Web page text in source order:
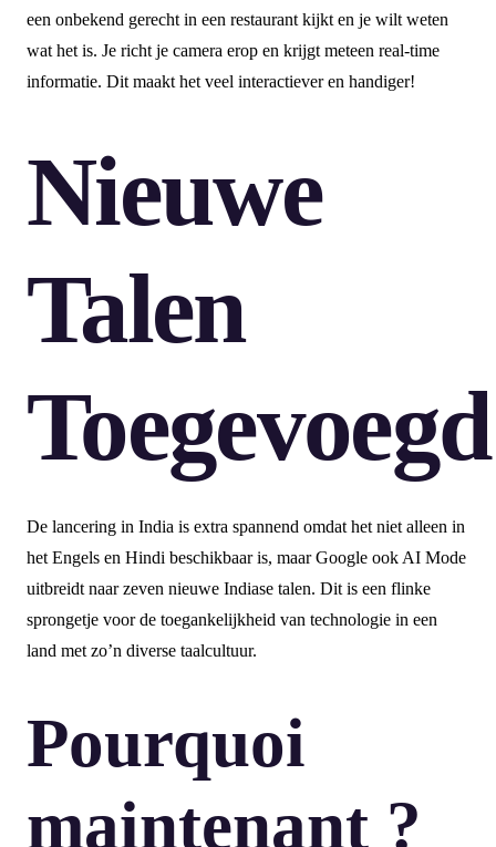
een onbekend gerecht in een restaurant kijkt en je wilt weten
wat het is. Je richt je camera erop en krijgt meteen real-time
informatie. Dit maakt het veel interactiever en handiger!
Nieuwe
Talen
Toegevoegd
De lancering in India is extra spannend omdat het niet alleen in
het Engels en Hindi beschikbaar is, maar Google ook AI Mode
uitbreidt naar zeven nieuwe Indiase talen. Dit is een flinke
sprongetje voor de toegankelijkheid van technologie in een
land met zo’n diverse taalcultuur.
Pourquoi
maintenant ?